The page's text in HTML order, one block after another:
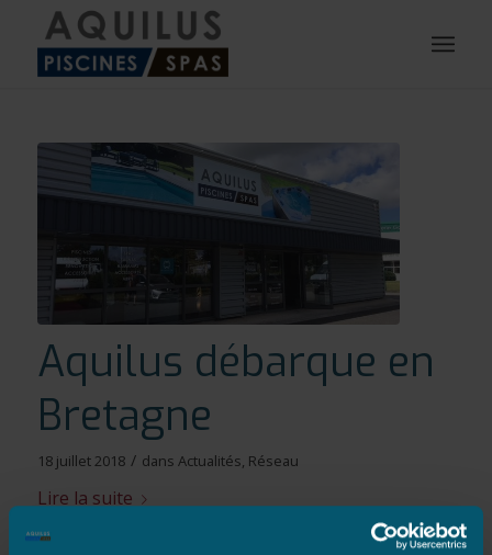
Aquilus débarque en
Bretagne
18 juillet 2018 / dans Actualités, Réseau
Lire la suite